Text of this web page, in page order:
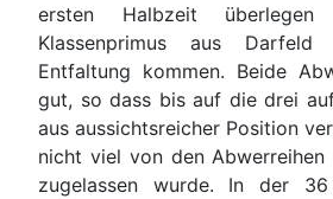
ersten Halbzeit
Klassenprimus aus
Entfaltung kommen. Beide
gut, so dass bis auf die drei
aus aussichtsreicher Position
nicht viel von den
zugelassen wurde. In der